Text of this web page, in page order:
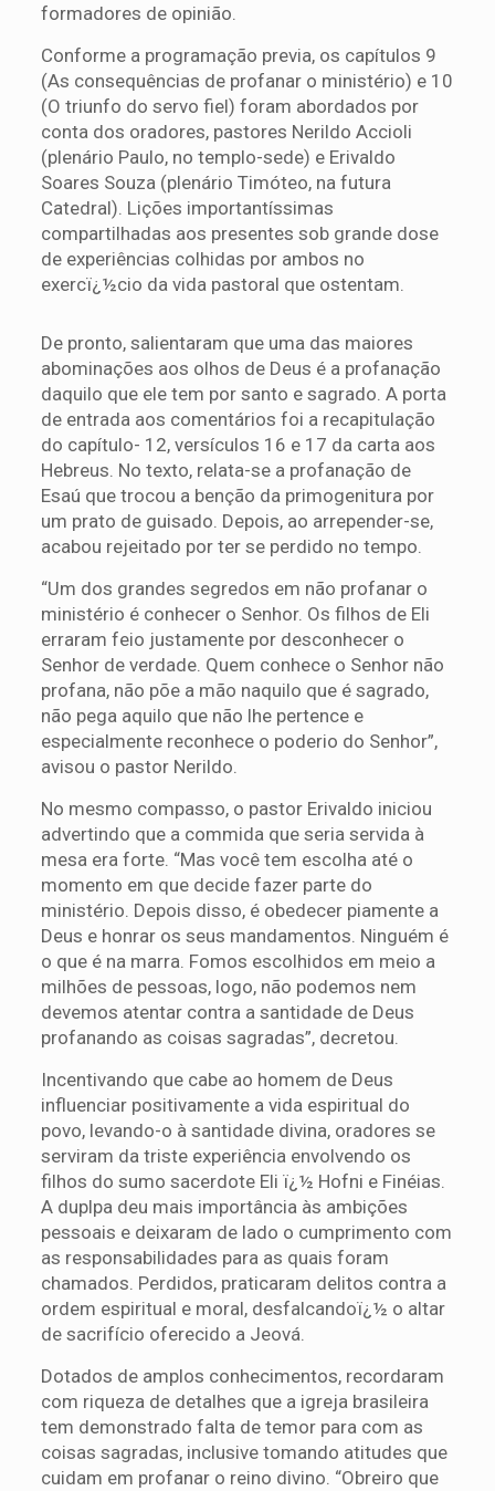
formadores de opinião.
Conforme a programação previa, os capítulos 9
(As consequências de profanar o ministério) e 10
(O triunfo do servo fiel) foram abordados por
conta dos oradores, pastores Nerildo Accioli
(plenário Paulo, no templo-sede) e Erivaldo
Soares Souza (plenário Timóteo, na futura
Catedral). Lições importantíssimas
compartilhadas aos presentes sob grande dose
de experiências colhidas por ambos no
exercï¿½cio da vida pastoral que ostentam.
De pronto, salientaram que uma das maiores
abominações aos olhos de Deus é a profanação
daquilo que ele tem por santo e sagrado. A porta
de entrada aos comentários foi a recapitulação
do capítulo- 12, versículos 16 e 17 da carta aos
Hebreus. No texto, relata-se a profanação de
Esaú que trocou a benção da primogenitura por
um prato de guisado. Depois, ao arrepender-se,
acabou rejeitado por ter se perdido no tempo.
“Um dos grandes segredos em não profanar o
ministério é conhecer o Senhor. Os filhos de Eli
erraram feio justamente por desconhecer o
Senhor de verdade. Quem conhece o Senhor não
profana, não põe a mão naquilo que é sagrado,
não pega aquilo que não lhe pertence e
especialmente reconhece o poderio do Senhor”,
avisou o pastor Nerildo.
No mesmo compasso, o pastor Erivaldo iniciou
advertindo que a commida que seria servida à
mesa era forte. “Mas você tem escolha até o
momento em que decide fazer parte do
ministério. Depois disso, é obedecer piamente a
Deus e honrar os seus mandamentos. Ninguém é
o que é na marra. Fomos escolhidos em meio a
milhões de pessoas, logo, não podemos nem
devemos atentar contra a santidade de Deus
profanando as coisas sagradas”, decretou.
Incentivando que cabe ao homem de Deus
influenciar positivamente a vida espiritual do
povo, levando-o à santidade divina, oradores se
serviram da triste experiência envolvendo os
filhos do sumo sacerdote Eli ï¿½ Hofni e Finéias.
A duplpa deu mais importância às ambições
pessoais e deixaram de lado o cumprimento com
as responsabilidades para as quais foram
chamados. Perdidos, praticaram delitos contra a
ordem espiritual e moral, desfalcandoï¿½ o altar
de sacrifício oferecido a Jeová.
Dotados de amplos conhecimentos, recordaram
com riqueza de detalhes que a igreja brasileira
tem demonstrado falta de temor para com as
coisas sagradas, inclusive tomando atitudes que
cuidam em profanar o reino divino. “Obreiro que